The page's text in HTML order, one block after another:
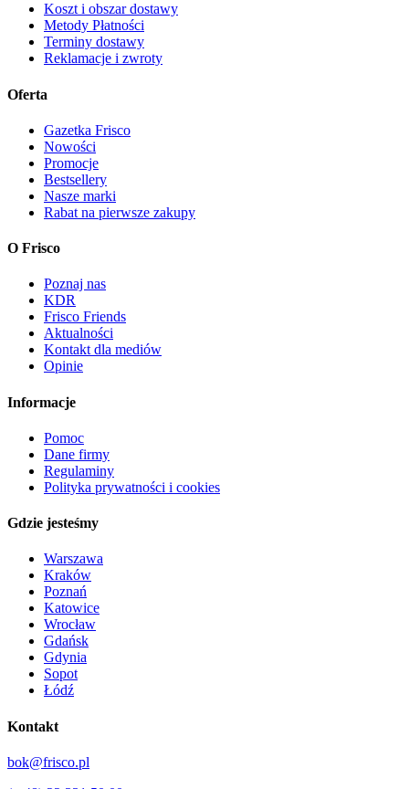
Koszt i obszar dostawy
Metody Płatności
Terminy dostawy
Reklamacje i zwroty
Oferta
Gazetka Frisco
Nowości
Promocje
Bestsellery
Nasze marki
Rabat na pierwsze zakupy
O Frisco
Poznaj nas
KDR
Frisco Friends
Aktualności
Kontakt dla mediów
Opinie
Informacje
Pomoc
Dane firmy
Regulaminy
Polityka prywatności i cookies
Gdzie jesteśmy
Warszawa
Kraków
Poznań
Katowice
Wrocław
Gdańsk
Gdynia
Sopot
Łódź
Kontakt
bok@frisco.pl